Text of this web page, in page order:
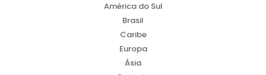
América do Sul
Brasil
Caribe
Europa
Ásia